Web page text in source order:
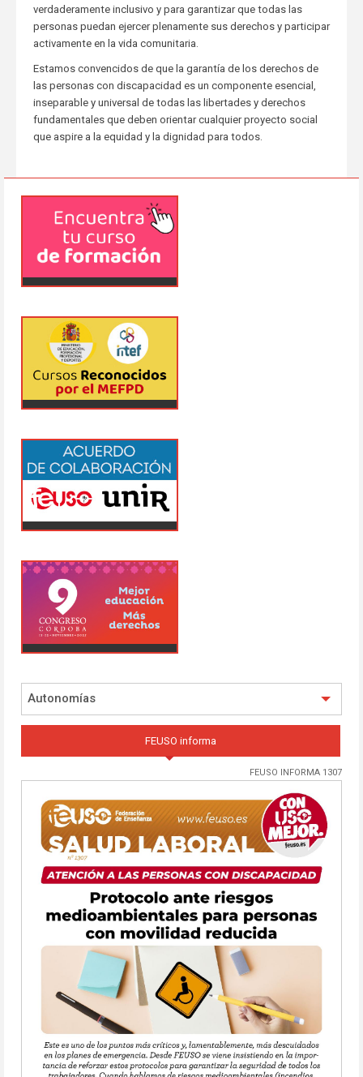
verdaderamente inclusivo y para garantizar que todas las
personas puedan ejercer plenamente sus derechos y participar
activamente en la vida comunitaria.
Estamos convencidos de que la garantía de los derechos de
las personas con discapacidad es un componente esencial,
inseparable y universal de todas las libertades y derechos
fundamentales que deben orientar cualquier proyecto social
que aspire a la equidad y la dignidad para todos.
Autonomías
FEUSO informa
FEUSO INFORMA 1307